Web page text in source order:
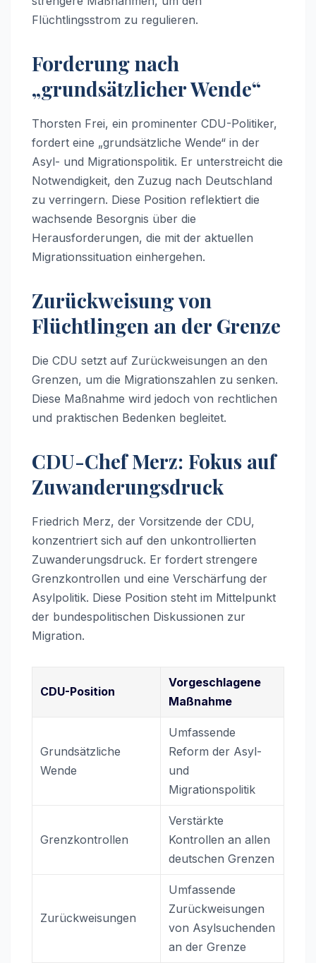
Flüchtlingsstrom zu regulieren.
Forderung nach
„grundsätzlicher Wende“
Thorsten Frei, ein prominenter CDU-Politiker,
fordert eine „grundsätzliche Wende“ in der
Asyl- und Migrationspolitik. Er unterstreicht die
Notwendigkeit, den Zuzug nach Deutschland
zu verringern. Diese Position reflektiert die
wachsende Besorgnis über die
Herausforderungen, die mit der aktuellen
Migrationssituation einhergehen.
Zurückweisung von
Flüchtlingen an der Grenze
Die CDU setzt auf Zurückweisungen an den
Grenzen, um die Migrationszahlen zu senken.
Diese Maßnahme wird jedoch von rechtlichen
und praktischen Bedenken begleitet.
CDU-Chef Merz: Fokus auf
Zuwanderungsdruck
Friedrich Merz, der Vorsitzende der CDU,
konzentriert sich auf den unkontrollierten
Zuwanderungsdruck. Er fordert strengere
Grenzkontrollen und eine Verschärfung der
Asylpolitik. Diese Position steht im Mittelpunkt
der bundespolitischen Diskussionen zur
Migration.
CDU-Position
Vorgeschlagene
Maßnahme
Grundsätzliche
Wende
Umfassende
Reform der Asyl-
und
Migrationspolitik
Grenzkontrollen
Verstärkte
Kontrollen an allen
deutschen Grenzen
Zurückweisungen
Umfassende
Zurückweisungen
von Asylsuchenden
an der Grenze